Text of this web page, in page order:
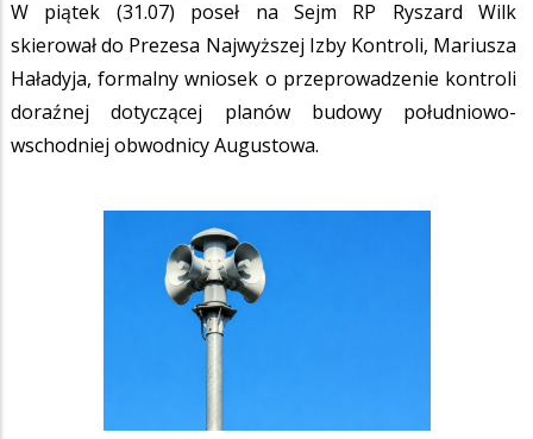
W piątek (31.07) poseł na Sejm RP Ryszard Wilk
skierował do Prezesa Najwyższej Izby Kontroli, Mariusza
Haładyja, formalny wniosek o przeprowadzenie kontroli
doraźnej dotyczącej planów budowy południowo-
wschodniej obwodnicy Augustowa.